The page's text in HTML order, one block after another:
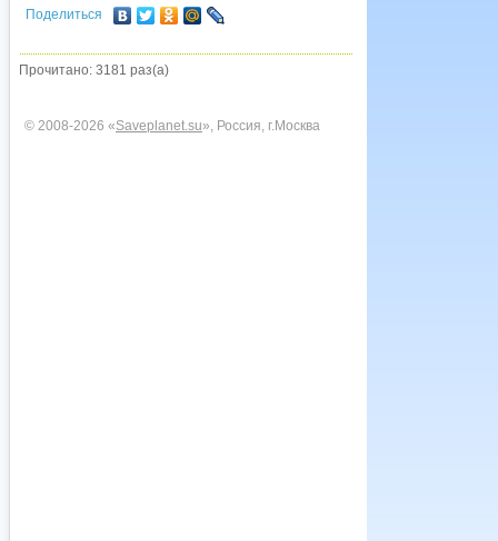
Поделиться
Прочитано: 3181 раз(а)
© 2008-2026 «Saveplanet.su», Россия, г.Москва